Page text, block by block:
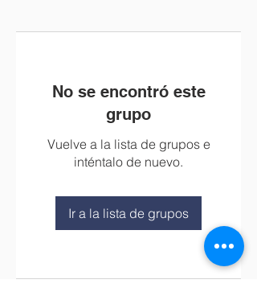
No se encontró este
grupo
Vuelve a la lista de grupos e
inténtalo de nuevo.
Ir a la lista de grupos